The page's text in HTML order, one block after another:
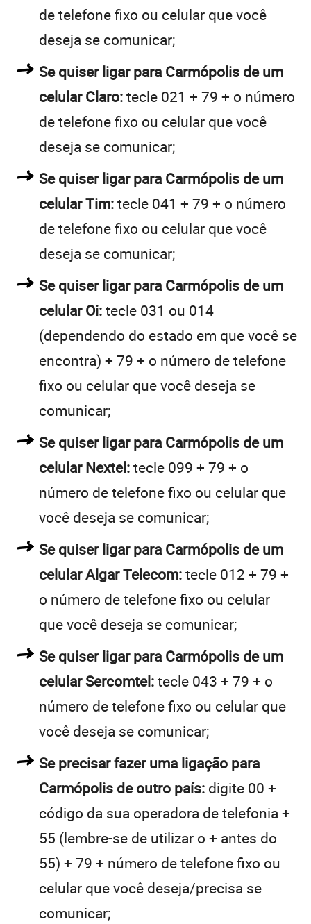
de telefone fixo ou celular que você
deseja se comunicar;
Se quiser ligar para Carmópolis de um
celular Claro:tecle 021 + 79 + o número
de telefone fixo ou celular que você
deseja se comunicar;
Se quiser ligar para Carmópolis de um
celular Tim:tecle 041 + 79 + o número
de telefone fixo ou celular que você
deseja se comunicar;
Se quiser ligar para Carmópolis de um
celular Oi:tecle 031 ou 014
(dependendo do estado em que você se
encontra) + 79 + o número de telefone
fixo ou celular que você deseja se
comunicar;
Se quiser ligar para Carmópolis de um
celular Nextel:tecle 099 + 79 + o
número de telefone fixo ou celular que
você deseja se comunicar;
Se quiser ligar para Carmópolis de um
celular Algar Telecom:tecle 012 + 79 +
o número de telefone fixo ou celular
que você deseja se comunicar;
Se quiser ligar para Carmópolis de um
celular Sercomtel:tecle 043 + 79 + o
número de telefone fixo ou celular que
você deseja se comunicar;
Se precisar fazer uma ligação para
Carmópolis de outro país: digite 00 +
código da sua operadora de telefonia +
55 (lembre-se de utilizar o + antes do
55) + 79 + número de telefone fixo ou
celular que você deseja/precisa se
comunicar;